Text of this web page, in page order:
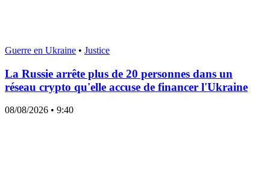
Guerre en Ukraine • Justice
La Russie arrête plus de 20 personnes dans un
réseau crypto qu'elle accuse de financer l'Ukraine
08/08/2026 • 9:40